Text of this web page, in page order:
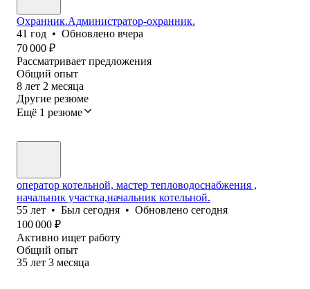
Охранник.Администратор-охранник.
41 год • Обновлено вчера
70 000 ₽
Рассматривает предложения
Общий опыт
8 лет 2 месяца
Другие резюме
Ещё 1 резюме
оператор котельной, мастер тепловодоснабжения ,
начальник участка,начальник котельной.
55 лет • Был сегодня • Обновлено сегодня
100 000 ₽
Активно ищет работу
Общий опыт
35 лет 3 месяца